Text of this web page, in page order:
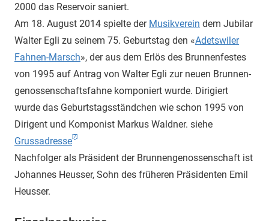
2000 das Reservoir saniert.
Am 18. August 2014 spielte der Musikverein dem Jubilar
Walter Egli zu seinem 75. Geburtstag den «Adetswiler
Fahnen-Marsch», der aus dem Erlös des Brunnenfestes
von 1995 auf Antrag von Walter Egli zur neuen Brunnen­
genossenschafts­fahne komponiert wurde. Dirigiert
wurde das Geburtstagsständchen wie schon 1995 von
Dirigent und Komponist Markus Waldner. siehe
Grussadresse[7]
Nachfolger als Präsident der Brunnengenossenschaft ist
Johannes Heusser, Sohn des früheren Präsidenten Emil
Heusser.